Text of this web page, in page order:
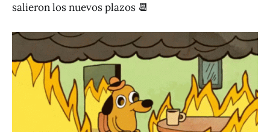
salieron los nuevos plazos 📆